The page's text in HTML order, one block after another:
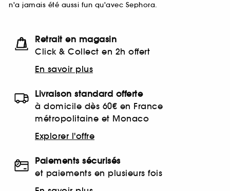
n'a jamais été aussi fun qu'avec Sephora.
Retrait en magasin
Click & Collect en 2h offert
En savoir plus
Livraison standard offerte
à domicile dès 60€ en France
métropolitaine et Monaco
Explorer l'offre
Paiements sécurisés
et paiements en plusieurs fois